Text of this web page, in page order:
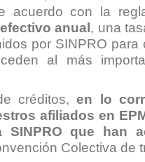
acuerdo con la
anual, una
por SINPRO para
al más
créditos,en lo
afiliados en
que han
Colectiva de